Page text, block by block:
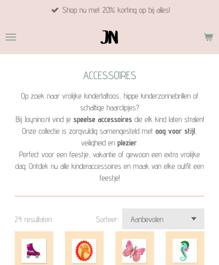
naar
hoofdinhoud
Shop nu met 20% korting op bij alles!
ACCESSOIRES
Op zoek naar vrolijke kindertattoos, hippe kinderzonnebrillen of
schattige haarclipjes?
Bij Joynino.nl vind je speelse accessoiresdie elk kind laten stralen!
Onze collectie is zorgvuldig samengesteld met oog voor stijl,
veiligheid en plezier.
Perfect voor een feestje, vakantie of gewoon een extra vrolijke
dag. Ontdek nu alle kinderaccessoires en maak van elke outfit een
feestje!
24 resultaten Sorteer: